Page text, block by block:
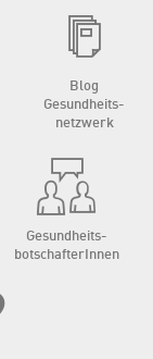
Blog
Gesundheits­
netzwerk
Gesundheits­
botschafterInnen